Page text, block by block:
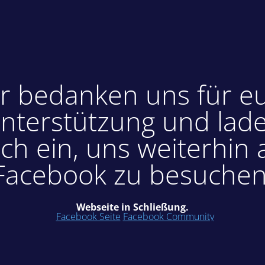
bedanken uns für
und
ein, uns weiterhin
zu
Webseite in Schließung.
Facebook Seite Facebook Community